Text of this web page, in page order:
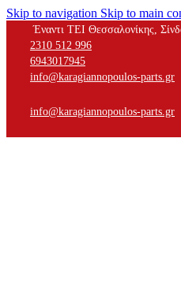
Skip to navigation Skip to main
Έναντι ΤΕΙ Θεσσαλονίκης,
2310 512 996
6943017945
info@karagiannopoulos-parts.gr
info@karagiannopoulos-parts.gr